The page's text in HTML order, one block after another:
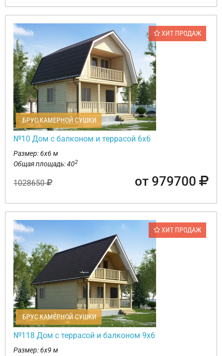
ХИТ ПРОДАЖ
БРУС КАМЕРНОЙ СУШКИ
№10 Дом с балконом и террасой 6х6
Размер: 6х6 м
Общая площадь: 402
1028650 от 979700
ХИТ ПРОДАЖ
БРУС КАМЕРНОЙ СУШКИ
№118 Дом с террасой и балконом 9х6
Размер: 6х9 м